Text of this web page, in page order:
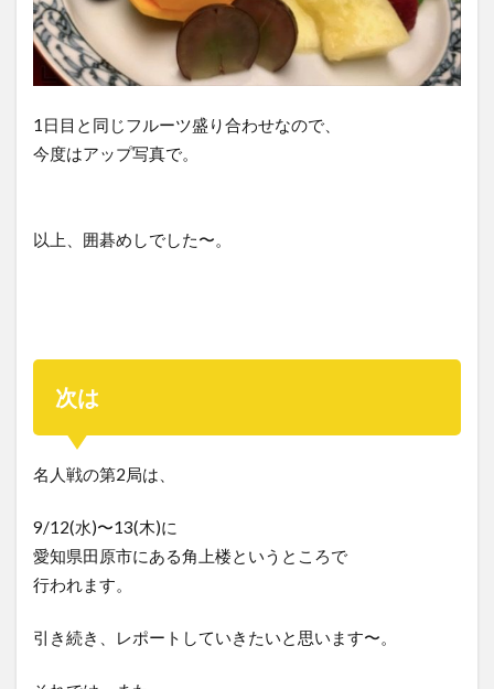
1日目と同じフルーツ盛り合わせなので、
今度はアップ写真で。
以上、囲碁めしでした〜。
次は
名人戦の第2局は、
9/12(水)〜13(木)に
愛知県田原市にある角上楼というところで
行われます。
引き続き、レポートしていきたいと思います〜。